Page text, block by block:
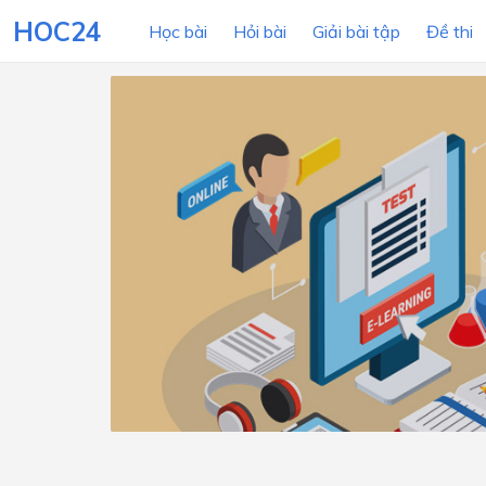
HOC24 Học bài Hỏi bài Giải bài tập Đề thi
LỚP HỌC
Lớp 12
Lớp 8
Lớp 7